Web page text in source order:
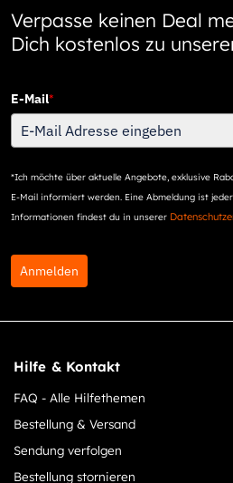
Verpasse keinen Deal
Dich kostenlos zu
E-Mail*
*Ich möchte über aktuelle Angebote, exklusive
E-Mail informiert werden. Eine Abmeldung ist
Informationen findest du in unserer
Anmelden
Hilfe & Kontakt
FAQ - Alle Hilfethemen
Bestellung & Versand
Sendung verfolgen
Bestellung stornieren